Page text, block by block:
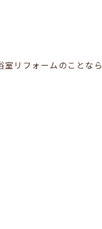
リフォームのことなら